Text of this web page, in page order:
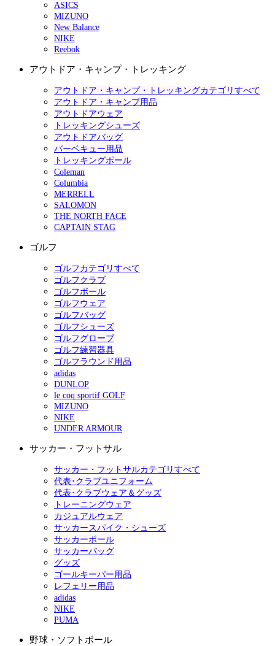
ASICS
MIZUNO
New Balance
NIKE
Reebok
アウトドア・キャンプ・トレッキング
アウトドア・キャンプ・トレッキングカテゴリすべて
アウトドア・キャンプ用品
アウトドアウェア
トレッキングシューズ
アウトドアバッグ
バーベキュー用品
トレッキングポール
Coleman
Columbia
MERRELL
SALOMON
THE NORTH FACE
CAPTAIN STAG
ゴルフ
ゴルフカテゴリすべて
ゴルフクラブ
ゴルフボール
ゴルフウェア
ゴルフバッグ
ゴルフシューズ
ゴルフグローブ
ゴルフ練習器具
ゴルフラウンド用品
adidas
DUNLOP
le coq sportif GOLF
MIZUNO
NIKE
UNDER ARMOUR
サッカー・フットサル
サッカー・フットサルカテゴリすべて
代表･クラブユニフォーム
代表･クラブウェア＆グッズ
トレーニングウェア
カジュアルウェア
サッカースパイク・シューズ
サッカーボール
サッカーバッグ
グッズ
ゴールキーパー用品
レフェリー用品
adidas
NIKE
PUMA
野球・ソフトボール